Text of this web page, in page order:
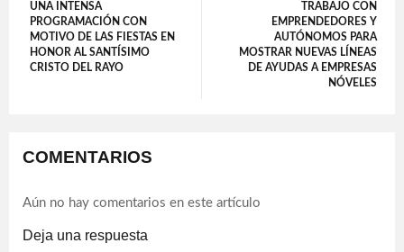
UNA INTENSA
PROGRAMACIÓN CON
MOTIVO DE LAS FIESTAS EN
HONOR AL SANTÍSIMO
CRISTO DEL RAYO
TRABAJO CON
EMPRENDEDORES Y
AUTÓNOMOS PARA
MOSTRAR NUEVAS LÍNEAS
DE AYUDAS A EMPRESAS
NÓVELES
COMENTARIOS
Aún no hay comentarios en este artículo
Deja una respuesta